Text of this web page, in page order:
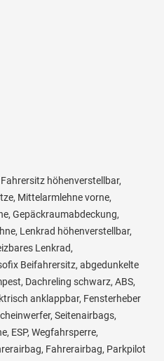
höhenverstellbar,
Mittelarmlehne vorne,
Gepäckraumabdeckung,
Lenkrad höhenverstellbar,
Lenkrad,
Beifahrersitz, abgedunkelte
Dachreling schwarz, ABS,
anklappbar, Fensterheber
Seitenairbags,
ESP, Wegfahrsperre,
Fahrerairbag, Parkpilot